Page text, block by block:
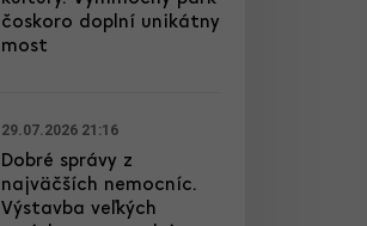
čoskoro doplní unikátny
most
29.07.2026 21:16
Dobré správy z
najväčších nemocníc.
Výstavba veľkých